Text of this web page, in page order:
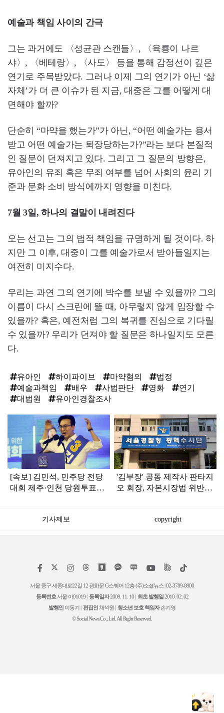
예술과 책임 사이의 간극
그는 과거에도 〈성균관 스캔들〉, 〈육룡이 나르
샤〉, 〈베테랑〉, 〈사도〉 등을 통해 감정선이 깊은
연기로 주목받았다. 그러나 이제 그의 연기가 아닌 ‘삶
자체’가 더 큰 이슈가 된 지금, 대중은 그를 어떻게 대
면해야 할까?
단순히 “마약을 했는가”가 아닌, “어떤 예술가는 용서
받고 어떤 예술가는 퇴장당하는가?”라는 보다 본질적
인 질문이 던져지고 있다. 그리고 그 질문의 방향은,
유아인의 유죄 혹은 무죄 여부를 넘어 사회의 윤리 기
준과 문화 소비 방식에까지 영향을 미친다.
7월 3일, 하나의 결말이 내려진다
오는 선고는 그의 법적 책임을 규명하게 될 것이다. 하
지만 그 이후, 대중이 그를 예술가로서 받아들일지는
여전히 미지수다.
우리는 과연 그의 연기에 박수를 보낼 수 있을까? 그의
이름이 다시 스크린에 뜰 때, 아무렇지 않게 입장할 수
있을까? 혹은, 예전처럼 그의 복귀를 진심으로 기다릴
수 있을까? 우리가 던져야 할 질문은 하나일지도 모른
다.
유아인 하이파이브 마약혐의
법정
예술과책임
배우 사법판단 영화
연기
대법원
유아인경찰조사
인
[속보] 김민석, 민주당 전당
대회 제주·인천 당원투표서
'김부장' 공동 제작사 판타지
오 회장, 자본시장법 위반
기사제보 copyright
페
스
인
타
램
위
트
유
튜
틱
서울 중구 세종대로22길 12 광화문 G스퀘어 12층 (주)소셜뉴스 | 02-3789-8900
등록번호 서울 아01019 | 등록일자2009. 11. 10 | 최초 발행일2010. 02. 02
발행인 이동기 | 편집인채석원 | 청소년 보호 책임자손기영
© Social News Co., Ltd. All Right Reserved.